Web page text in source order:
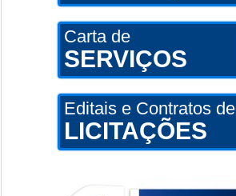
Carta de
SERVIÇOS
Editais e Contratos de
LICITAÇÕES